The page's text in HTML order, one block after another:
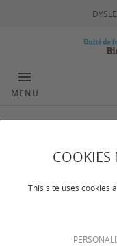
COOKIES
This site uses cookies
MENU
Venir à
le
Que vous soyez